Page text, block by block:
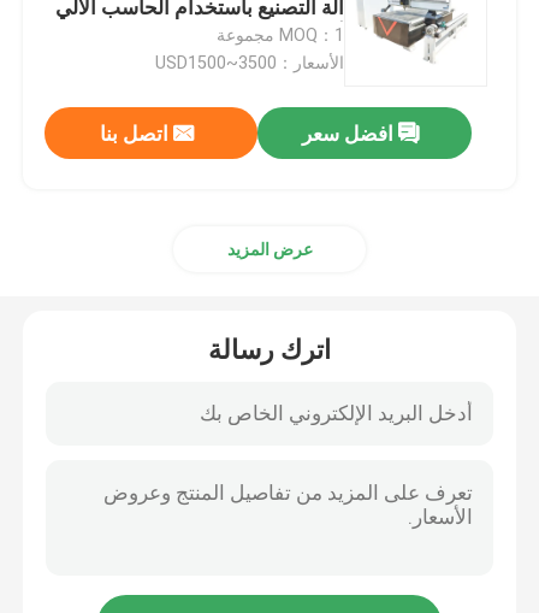
قطع غيار ماكينات CNC
آلة التصنيع باستخدام الحاسب الآلي
أربعة محاور
MOQ：1 مجموعة
الأسعار：USD1500~3500
افضل سعر اتصل بنا
عرض المزيد
اترك رسالة